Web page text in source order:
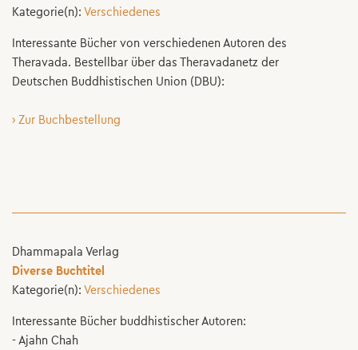
Kategorie(n): Verschiedenes
Interessante Bücher von verschiedenen Autoren des
Theravada. Bestellbar über das Theravadanetz der
Deutschen Buddhistischen Union (DBU):
› Zur Buchbestellung
Dhammapala Verlag
Diverse Buchtitel
Kategorie(n): Verschiedenes
Interessante Bücher buddhistischer Autoren:
- Ajahn Chah